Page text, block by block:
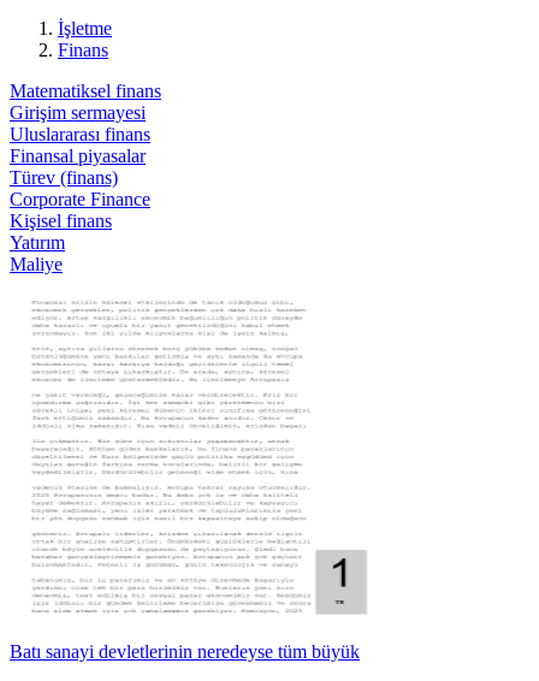
İşletme
Finans
Matematiksel finans
Girişim sermayesi
Uluslararası finans
Finansal piyasalar
Türev (finans)
Corporate Finance
Kişisel finans
Yatırım
Maliye
Batı sanayi devletlerinin neredeyse tüm büyük